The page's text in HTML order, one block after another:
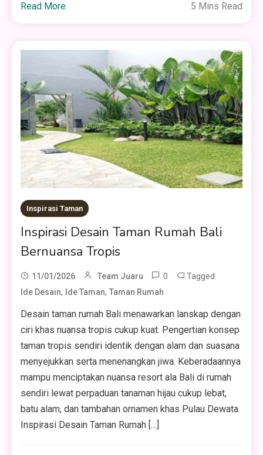
Read More 5 Mins Read
Inspirasi Taman
Inspirasi Desain Taman Rumah Bali
Bernuansa Tropis
11/01/2026 Team Juaru 0 Tagged
Ide Desain, Ide Taman,Taman Rumah
Desain taman rumah Bali menawarkan lanskap dengan
ciri khas nuansa tropis cukup kuat. Pengertian konsep
taman tropis sendiri identik dengan alam dan suasana
menyejukkan serta menenangkan jiwa. Keberadaannya
mampu menciptakan nuansa resort ala Bali di rumah
sendiri lewat perpaduan tanaman hijau cukup lebat,
batu alam, dan tambahan ornamen khas Pulau Dewata.
Inspirasi Desain Taman Rumah […]